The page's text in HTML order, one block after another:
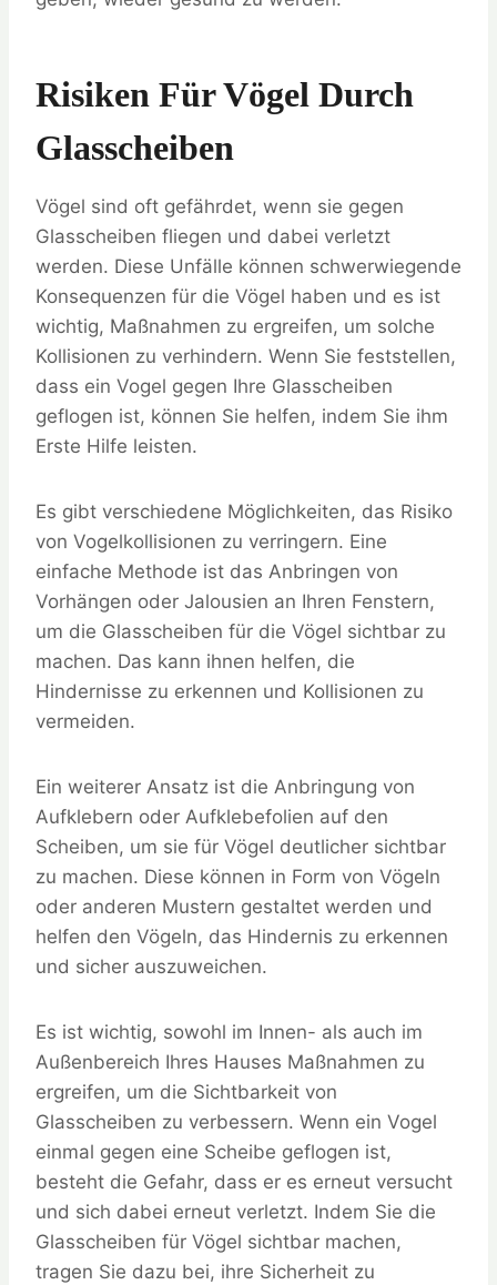
Risiken Für Vögel Durch
Glasscheiben
Vögel sind oft gefährdet, wenn sie gegen
Glasscheiben fliegen und dabei verletzt
werden. Diese Unfälle können schwerwiegende
Konsequenzen für die Vögel haben und es ist
wichtig, Maßnahmen zu ergreifen, um solche
Kollisionen zu verhindern. Wenn Sie feststellen,
dass ein Vogel gegen Ihre Glasscheiben
geflogen ist, können Sie helfen, indem Sie ihm
Erste Hilfe leisten.
Es gibt verschiedene Möglichkeiten, das Risiko
von Vogelkollisionen zu verringern. Eine
einfache Methode ist das Anbringen von
Vorhängen oder Jalousien an Ihren Fenstern,
um die Glasscheiben für die Vögel sichtbar zu
machen. Das kann ihnen helfen, die
Hindernisse zu erkennen und Kollisionen zu
vermeiden.
Ein weiterer Ansatz ist die Anbringung von
Aufklebern oder Aufklebefolien auf den
Scheiben, um sie für Vögel deutlicher sichtbar
zu machen. Diese können in Form von Vögeln
oder anderen Mustern gestaltet werden und
helfen den Vögeln, das Hindernis zu erkennen
und sicher auszuweichen.
Es ist wichtig, sowohl im Innen- als auch im
Außenbereich Ihres Hauses Maßnahmen zu
ergreifen, um die Sichtbarkeit von
Glasscheiben zu verbessern. Wenn ein Vogel
einmal gegen eine Scheibe geflogen ist,
besteht die Gefahr, dass er es erneut versucht
und sich dabei erneut verletzt. Indem Sie die
Glasscheiben für Vögel sichtbar machen,
tragen Sie dazu bei, ihre Sicherheit zu